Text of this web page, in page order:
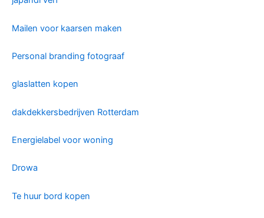
Mailen voor kaarsen maken
Personal branding fotograaf
glaslatten kopen
dakdekkersbedrijven Rotterdam
Energielabel voor woning
Drowa
Te huur bord kopen